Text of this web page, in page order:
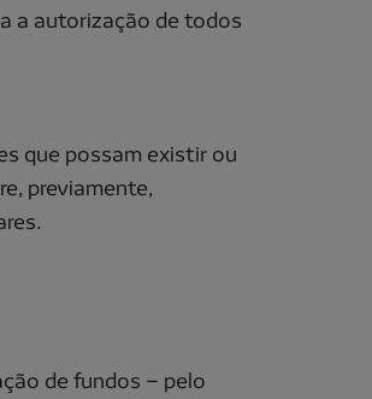
a autorização de todos
que possam existir ou
previamente,
de fundos – pelo